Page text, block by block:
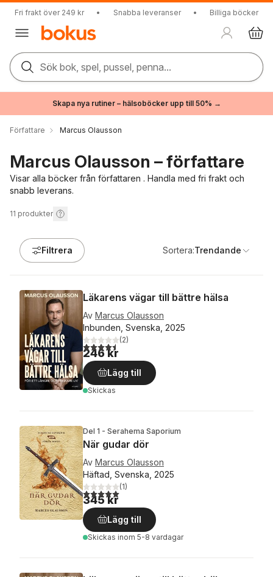
Fri frakt över 249 kr • Snabba leveranser • Billiga böcker
Sök bok, spel, pussel, penna...
Skapa nya rutiner – hälsoböcker upp till 50% →
Författare Marcus Olausson
Marcus Olausson – författare
Visar alla böcker från författaren . Handla med fri frakt och
snabb leverans.
11 produkter
Filtrera Sortera:Trendande
Läkarens vägar till bättre hälsa
Av Marcus Olausson
Inbunden, Svenska, 2025
4,5utav 5 stjärnor. Totalt antal röster:
(2)
246 kr
Lägg till
Skickas
Del 1 - Serahema Saporium
När gudar dör
Av Marcus Olausson
Häftad, Svenska, 2025
5,0utav 5 stjärnor. Totalt antal röster:
(1)
345 kr
Lägg till
Skickas inom 5-8 vardagar